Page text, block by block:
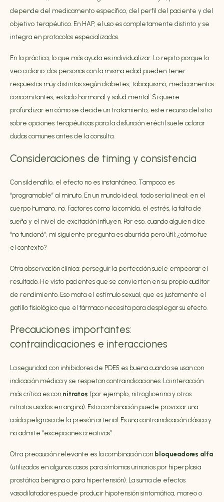
depende del medicamento específico, del perfil del paciente y del
objetivo terapéutico. En HAP, el uso es completamente distinto y se
integra en protocolos especializados.
En la práctica, lo que más ayuda es individualizar. Lo repito porque lo
veo a diario: dos personas con la misma edad pueden tener
respuestas muy distintas según diabetes, tabaquismo, medicamentos
concomitantes, estado hormonal y salud mental. Si quiere
profundizar en cómo se decide un tratamiento, este recurso del sitio
sobre opciones terapéuticas para la disfunción eréctil suele aclarar
dudas comunes antes de la consulta.
Consideraciones de timing y consistencia
Con sildenafilo, el efecto no es instantáneo. Tampoco es
“programable” al minuto. En un mundo ideal, todo sería lineal; en el
cuerpo humano, no. Factores como la comida, el estrés, la falta de
sueño y el nivel de excitación influyen. Por eso, cuando alguien dice
“no funcionó”, mi siguiente pregunta es aburrida pero útil: ¿cómo fue
el contexto?
Otra observación clínica: perseguir la perfección suele empeorar el
resultado. He visto pacientes que se convierten en su propio auditor
de rendimiento. Eso mata el estímulo sexual, que es justamente el
gatillo fisiológico que el fármaco necesita para desplegar su efecto.
Precauciones importantes:
contraindicaciones e interacciones
La seguridad con inhibidores de PDE5 es buena cuando se usan con
indicación médica y se respetan contraindicaciones. La interacción
más crítica es con nitratos (por ejemplo, nitroglicerina y otros
nitratos usados en angina). Esta combinación puede provocar una
caída peligrosa de la presión arterial. Es una contraindicación clásica y
no admite “excepciones creativas”.
Otra precaución relevante es la combinación con bloqueadores alfa
(utilizados en algunos casos para síntomas urinarios por hiperplasia
prostática benigna o para hipertensión). La suma de efectos
vasodilatadores puede producir hipotensión sintomática, mareo o